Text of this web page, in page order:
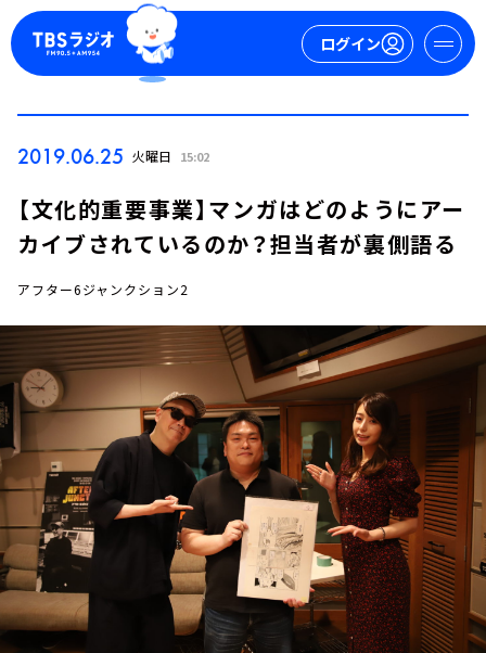
ログイン
今日の番組表
週間番組表
トピックス
TBS Podcast
お知らせ
イベント・グッズ
YouTube
会社情報
2019.06.25 火曜日 15:02
【文化的重要事業】マンガはどのようにアー
カイブされているのか？担当者が裏側語る
アフター6ジャンクション2